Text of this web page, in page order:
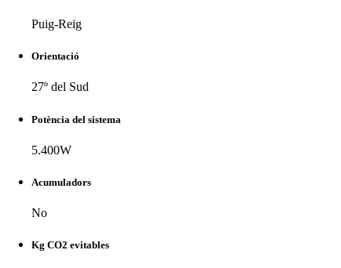
Puig-Reig
Orientació
27º del Sud
Potència del sistema
5.400W
Acumuladors
No
Kg CO2 evitables